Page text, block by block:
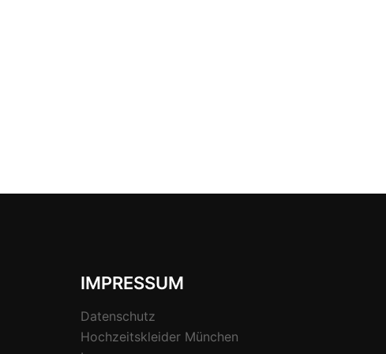
IMPRESSUM
Datenschutz
Hochzeitskleider München